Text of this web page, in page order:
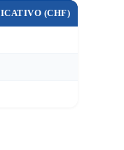
(CHF)